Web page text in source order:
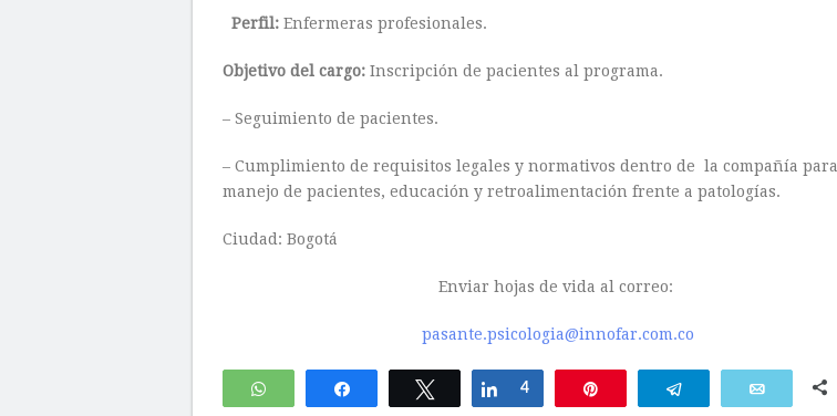
Perfil: Enfermeras profesionales.
Objetivo del cargo: Inscripción de pacientes al programa.
– Seguimiento de pacientes.
– Cumplimiento de requisitos legales y normativos dentro de la compañía para
manejo de pacientes, educación y retroalimentación frente a patologías.
Ciudad: Bogotá
Enviar hojas de vida al correo:
pasante.psicologia@innofar.com.co
WhatsApp Compartir Twittear Compartir
4 Telegram Email